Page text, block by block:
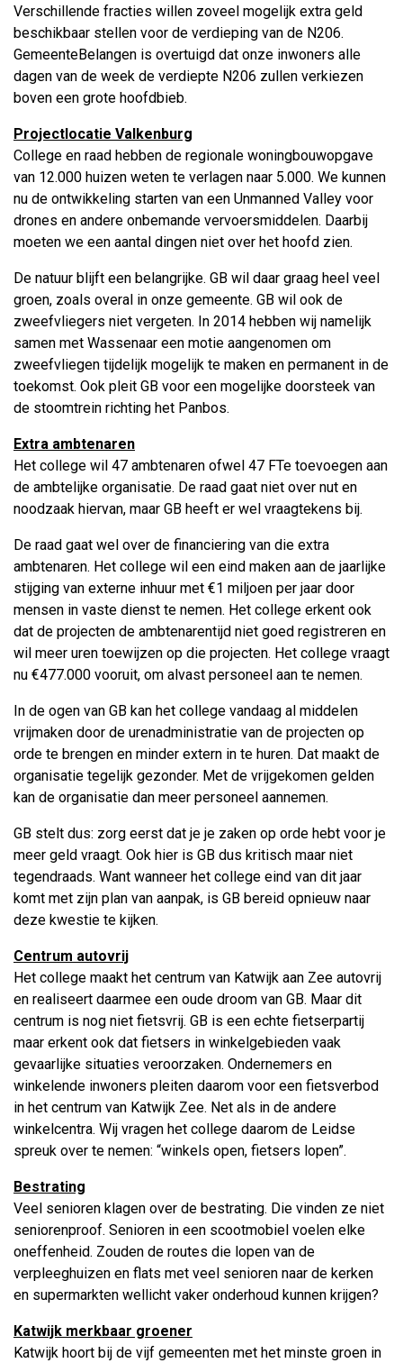
Verschillende fracties willen zoveel mogelijk extra geld
beschikbaar stellen voor de verdieping van de N206.
GemeenteBelangen is overtuigd dat onze inwoners alle
dagen van de week de verdiepte N206 zullen verkiezen
boven een grote hoofdbieb.
Projectlocatie Valkenburg
College en raad hebben de regionale woningbouwopgave
van 12.000 huizen weten te verlagen naar 5.000. We kunnen
nu de ontwikkeling starten van een Unmanned Valley voor
drones en andere onbemande vervoersmiddelen. Daarbij
moeten we een aantal dingen niet over het hoofd zien.
De natuur blijft een belangrijke. GB wil daar graag heel veel
groen, zoals overal in onze gemeente. GB wil ook de
zweefvliegers niet vergeten. In 2014 hebben wij namelijk
samen met Wassenaar een motie aangenomen om
zweefvliegen tijdelijk mogelijk te maken en permanent in de
toekomst. Ook pleit GB voor een mogelijke doorsteek van
de stoomtrein richting het Panbos.
Extra ambtenaren
Het college wil 47 ambtenaren ofwel 47 FTe toevoegen aan
de ambtelijke organisatie. De raad gaat niet over nut en
noodzaak hiervan, maar GB heeft er wel vraagtekens bij.
De raad gaat wel over de financiering van die extra
ambtenaren. Het college wil een eind maken aan de jaarlijke
stijging van externe inhuur met €1 miljoen per jaar door
mensen in vaste dienst te nemen. Het college erkent ook
dat de projecten de ambtenarentijd niet goed registreren en
wil meer uren toewijzen op die projecten. Het college vraagt
nu €477.000 vooruit, om alvast personeel aan te nemen.
In de ogen van GB kan het college vandaag al middelen
vrijmaken door de urenadministratie van de projecten op
orde te brengen en minder extern in te huren. Dat maakt de
organisatie tegelijk gezonder. Met de vrijgekomen gelden
kan de organisatie dan meer personeel aannemen.
GB stelt dus: zorg eerst dat je je zaken op orde hebt voor je
meer geld vraagt. Ook hier is GB dus kritisch maar niet
tegendraads. Want wanneer het college eind van dit jaar
komt met zijn plan van aanpak, is GB bereid opnieuw naar
deze kwestie te kijken.
Centrum autovrij
Het college maakt het centrum van Katwijk aan Zee autovrij
en realiseert daarmee een oude droom van GB. Maar dit
centrum is nog niet fietsvrij. GB is een echte fietserpartij
maar erkent ook dat fietsers in winkelgebieden vaak
gevaarlijke situaties veroorzaken. Ondernemers en
winkelende inwoners pleiten daarom voor een fietsverbod
in het centrum van Katwijk Zee. Net als in de andere
winkelcentra. Wij vragen het college daarom de Leidse
spreuk over te nemen: “winkels open, fietsers lopen”.
Bestrating
Veel senioren klagen over de bestrating. Die vinden ze niet
seniorenproof. Senioren in een scootmobiel voelen elke
oneffenheid. Zouden de routes die lopen van de
verpleeghuizen en flats met veel senioren naar de kerken
en supermarkten wellicht vaker onderhoud kunnen krijgen?
Katwijk merkbaar groener
Katwijk hoort bij de vijf gemeenten met het minste groen in